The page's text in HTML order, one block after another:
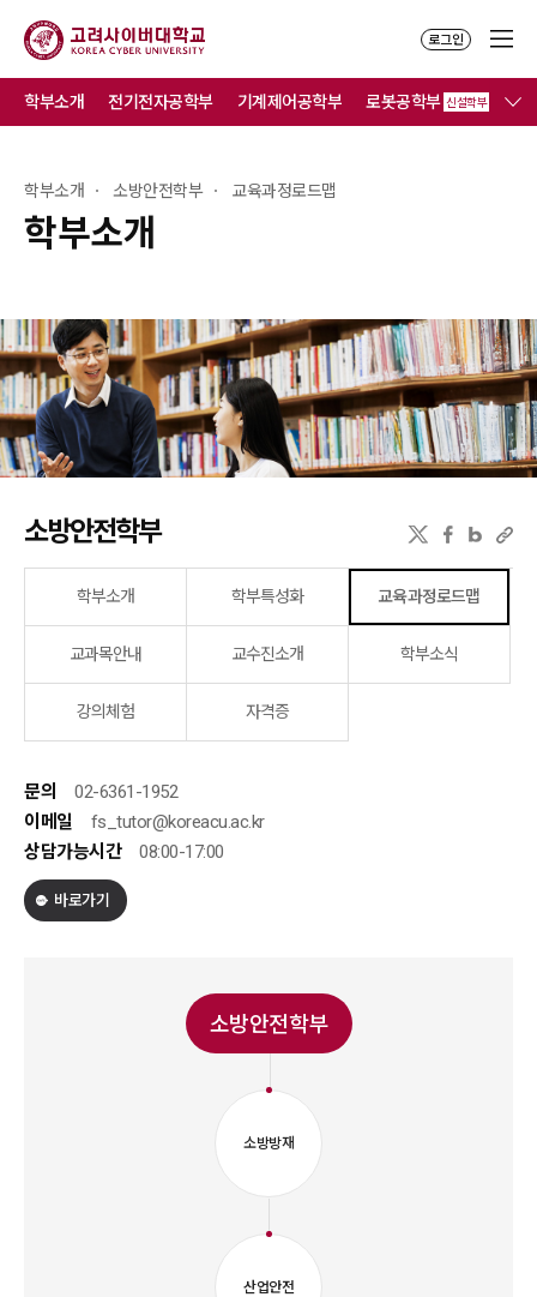
로그인
학부소개
학부소개 소방안전학부 교육과정로드맵
학부소개 전기전자공학부 기계제어공학부 로봇공학부 신설학부 컴
소방안전학부
학부소개 학부특성화 교육과정로드맵
교과목안내 교수진소개 학부소식
강의체험 자격증
문의
02-6361-1952
이메일
fs_tutor@koreacu.ac.kr
상담가능시간
08:00-17:00
바로가기
소방안전학부
소방방재
산업안전